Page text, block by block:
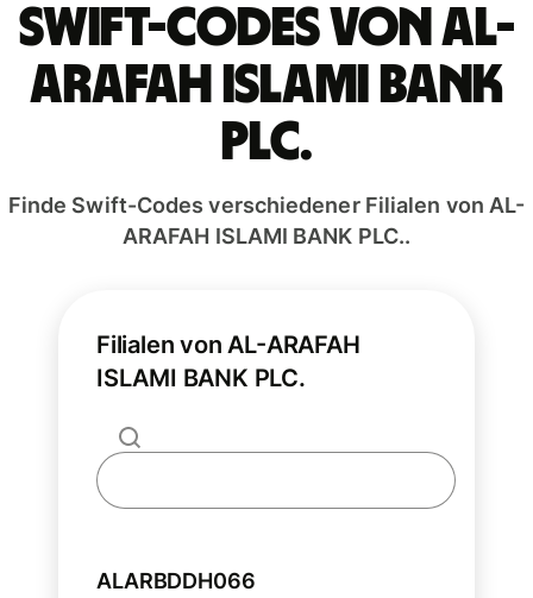
Swift-Codes von AL-
ARAFAH ISLAMI BANK
PLC.
Finde Swift-Codes verschiedener Filialen von AL-
ARAFAH ISLAMI BANK PLC..
Filialen von AL-ARAFAH
ISLAMI BANK PLC.
ALARBDDH066